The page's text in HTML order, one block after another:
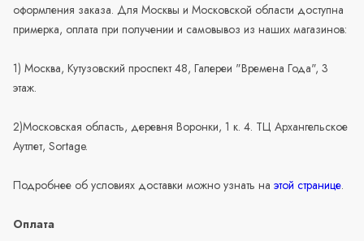
оформления заказа. Для Москвы и Московской области доступна
примерка, оплата при получении и самовывоз из наших магазинов:
1) Москва, Кутузовский проспект 48, Галереи "Времена Года", 3
этаж.
2)Московская область, деревня Воронки, 1 к. 4. ТЦ Архангельское
Аутлет, Sortage.
Подробнее об условиях доставки можно узнать на этой странице.
Оплата